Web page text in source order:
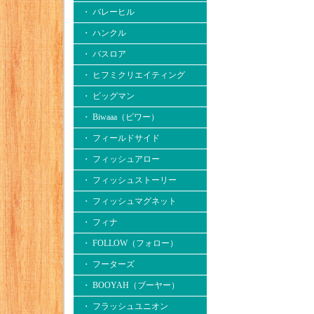
・ バレーヒル
・ ハンクル
・ バスロア
・ ヒフミクリエイティング
・ ビッグマン
・ Biwaaa（ビワー）
・ フィールドサイド
・ フィッシュアロー
・ フィッシュストーリー
・ フィッシュマグネット
・ フィナ
・ FOLLOW（フォロー）
・ フーターズ
・ BOOYAH（ブーヤー）
・ フラッシュユニオン